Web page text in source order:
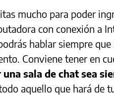
mucho para poder
con conexión a
hablar siempre
Conviene tener en
una sala de chat sea
aquello que hará de